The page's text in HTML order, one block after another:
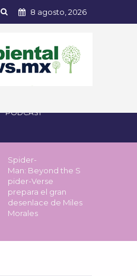
8 agosto, 2026
PODCAST
Spider-
Man: Beyond the S
pider-Verse
prepara el gran
desenlace de Miles
Morales